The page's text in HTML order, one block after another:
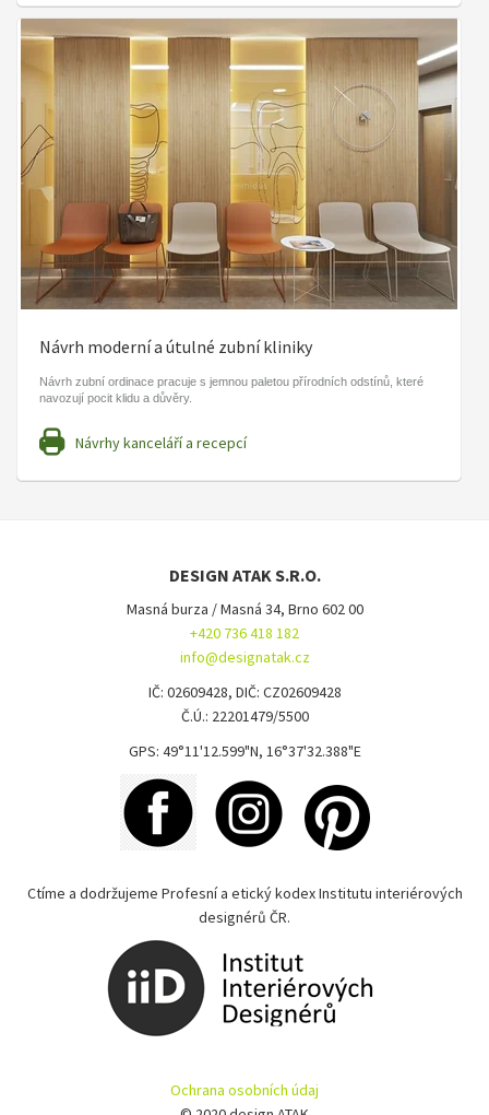
Návrh moderní a útulné zubní kliniky
Návrh zubní ordinace pracuje s jemnou paletou přírodních odstínů, které
navozují pocit klidu a důvěry.
Návrhy kanceláří a recepcí
DESIGN ATAK S.R.O.
Masná burza / Masná 34, Brno 602 00
+420 736 418 182
info@designatak.cz
IČ: 02609428, DIČ: CZ02609428
Č.Ú.: 22201479/5500
GPS: 49°11'12.599"N, 16°37'32.388"E
Ctíme a dodržujeme Profesní a etický kodex Institutu interiérových
designérů ČR.
Ochrana osobních údaj